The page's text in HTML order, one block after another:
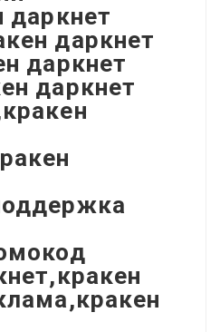
даркнет
даркнет
даркнет
даркнет